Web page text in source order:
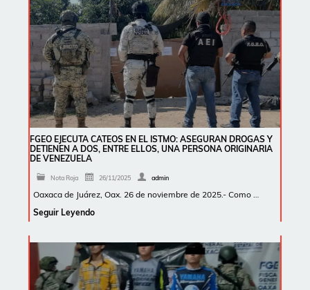
FGEO EJECUTA CATEOS EN EL ISTMO: ASEGURAN DROGAS Y
DETIENEN A DOS, ENTRE ELLOS, UNA PERSONA ORIGINARIA
DE VENEZUELA
Nota Roja 26/11/2025 admin
Oaxaca de Juárez, Oax. 26 de noviembre de 2025.- Como …
Seguir Leyendo